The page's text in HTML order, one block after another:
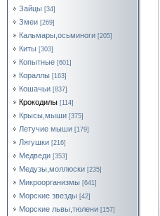
Зайцы [34]
Змеи [269]
Кальмары,осьминоги [205]
Киты [303]
Копытные [601]
Кораллы [163]
Кошачьи [837]
Крокодилы [114]
Крысы,мыши [375]
Летучие мыши [179]
Лягушки [216]
Медведи [353]
Медузы,моллюски [235]
Микроорганизмы [641]
Морские звезды [42]
Морские львы,тюлени [157]